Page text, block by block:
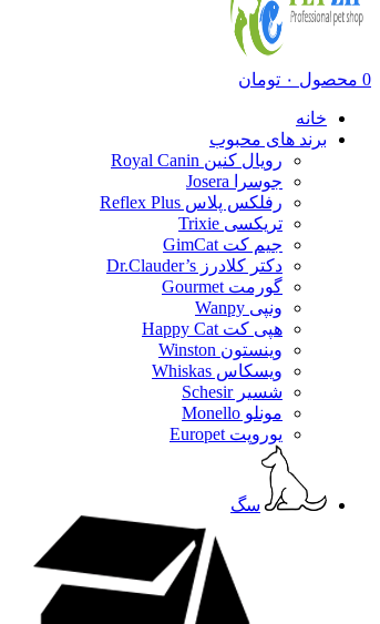
0 محصول ۰ تومان
خانه
برند های محبوب
رویال کنین Royal Canin
جوسرا Josera
رفلکس پلاس Reflex Plus
تریکسی Trixie
جیم کت GimCat
دکتر کلادرز Dr.Clauder’s
گورمت Gourmet
ونپی Wanpy
هپی کت Happy Cat
وینستون Winston
ویسکاس Whiskas
شسیر Schesir
مونلو Monello
یوروپت Europet
سگ